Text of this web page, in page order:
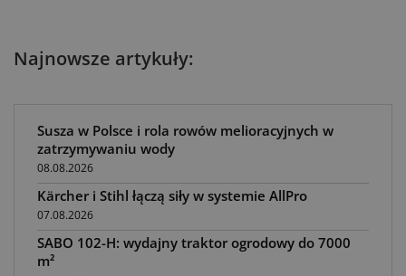
Najnowsze artykuły:
Susza w Polsce i rola rowów melioracyjnych w
zatrzymywaniu wody
08.08.2026
Kärcher i Stihl łączą siły w systemie AllPro
07.08.2026
SABO 102-H: wydajny traktor ogrodowy do 7000
m²